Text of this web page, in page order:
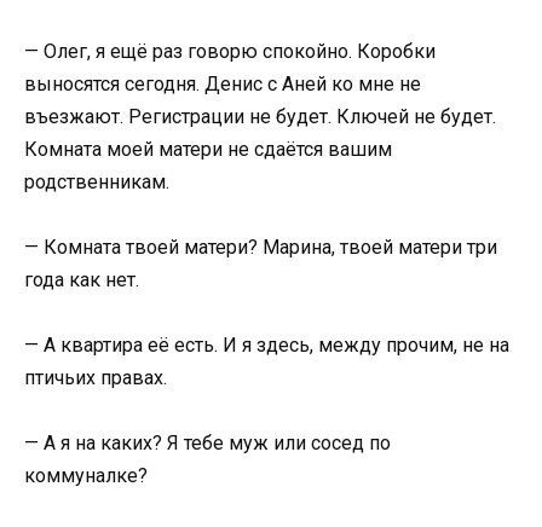
— Олег, я ещё раз говорю спокойно. Коробки
выносятся сегодня. Денис с Аней ко мне не
въезжают. Регистрации не будет. Ключей не будет.
Комната моей матери не сдаётся вашим
родственникам.
— Комната твоей матери? Марина, твоей матери три
года как нет.
— А квартира её есть. И я здесь, между прочим, не на
птичьих правах.
— А я на каких? Я тебе муж или сосед по
коммуналке?